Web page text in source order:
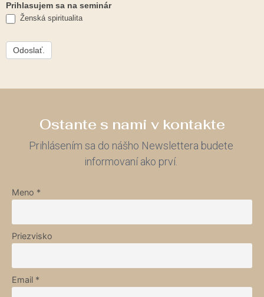
Prihlasujem sa na seminár
Ženská spiritualita
Odoslať.
Ostante s nami v kontakte
Prihlásením sa do nášho Newslettera budete
informovaní ako prví.
Meno *
Priezvisko
Email *